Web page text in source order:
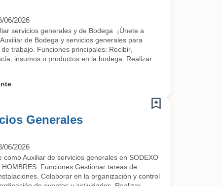
06/2026
servicios generales y de Bodega ¡Únete a
de Bodega y servicios generales para
trabajo. Funciones principales: Recibir,
insumos o productos en la bodega. Realizar
Generales
06/2026
Auxiliar de servicios generales en SODEXO
Funciones Gestionar tareas de
Colaborar en la organización y control